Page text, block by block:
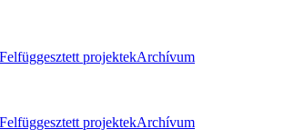
Felfüggesztett projektekArchívum
Felfüggesztett projektekArchívum